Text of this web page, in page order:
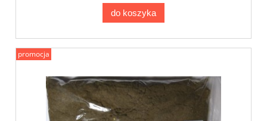
do koszyka
promocja